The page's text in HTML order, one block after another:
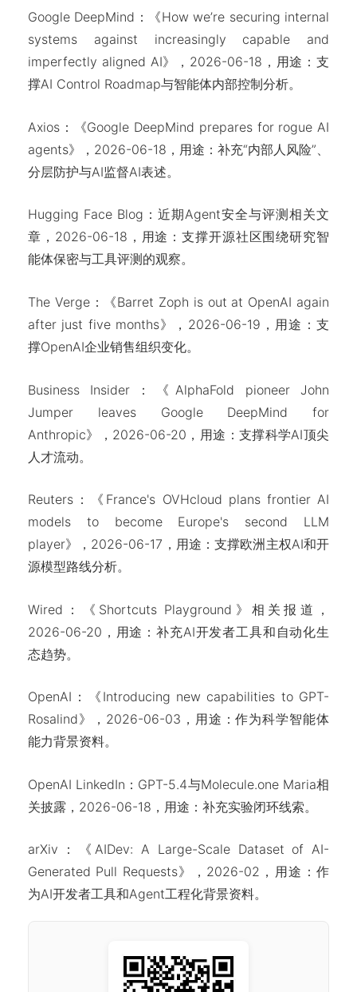
Google DeepMind：《How we’re securing internal
systems against increasingly capable and
imperfectly aligned AI》，2026-06-18，用途：支
撑AI Control Roadmap与智能体内部控制分析。
Axios：《Google DeepMind prepares for rogue AI
agents》，2026-06-18，用途：补充“内部人风险”、
分层防护与AI监督AI表述。
Hugging Face Blog：近期Agent安全与评测相关文
章，2026-06-18，用途：支撑开源社区围绕研究智
能体保密与工具评测的观察。
The Verge：《Barret Zoph is out at OpenAI again
after just five months》，2026-06-19，用途：支
撑OpenAI企业销售组织变化。
Business Insider：《AlphaFold pioneer John
Jumper leaves Google DeepMind for
Anthropic》，2026-06-20，用途：支撑科学AI顶尖
人才流动。
Reuters：《France's OVHcloud plans frontier AI
models to become Europe's second LLM
player》，2026-06-17，用途：支撑欧洲主权AI和开
源模型路线分析。
Wired：《Shortcuts Playground》相关报道，
2026-06-20，用途：补充AI开发者工具和自动化生
态趋势。
OpenAI：《Introducing new capabilities to GPT-
Rosalind》，2026-06-03，用途：作为科学智能体
能力背景资料。
OpenAI LinkedIn：GPT-5.4与Molecule.one Maria相
关披露，2026-06-18，用途：补充实验闭环线索。
arXiv：《AIDev: A Large-Scale Dataset of AI-
Generated Pull Requests》，2026-02，用途：作
为AI开发者工具和Agent工程化背景资料。